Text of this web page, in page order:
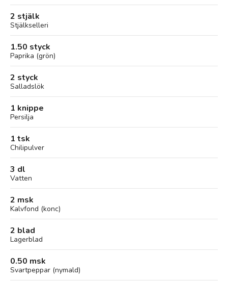
2 stjälk
Stjälkselleri
1.50 styck
Paprika (grön)
2 styck
Salladslök
1 knippe
Persilja
1 tsk
Chilipulver
3 dl
Vatten
2 msk
Kalvfond (konc)
2 blad
Lagerblad
0.50 msk
Svartpeppar (nymald)